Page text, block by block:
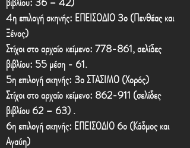
4η επιλογή σκηνής: ΕΠΕΙΣΟΔΙΟ 3ο (Πενθέας και
Ξένος)
Στίχοι στο αρχαίο κείμενο: 778-861, σελίδες
βιβλίου: 55 μέση - 61.
5η επιλογή σκηνής: 3ο ΣΤΑΣΙΜΟ (Χορός)
Στίχοι στο αρχαίο κείμενο: 862-911 (σελίδες
βιβλίου 62 – 63) .
6η επιλογή σκηνής: ΕΠΕΙΣΟΔΙΟ 6ο (Κάδμος και
Αγαύη)